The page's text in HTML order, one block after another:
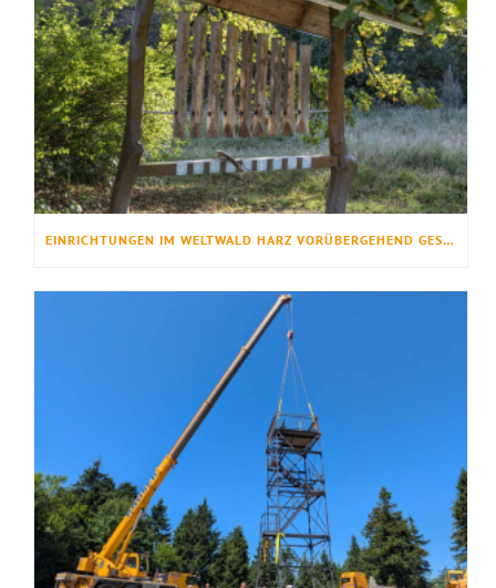
EINRICHTUNGEN IM WELTWALD HARZ VORÜBERGEHEND GESPERRT